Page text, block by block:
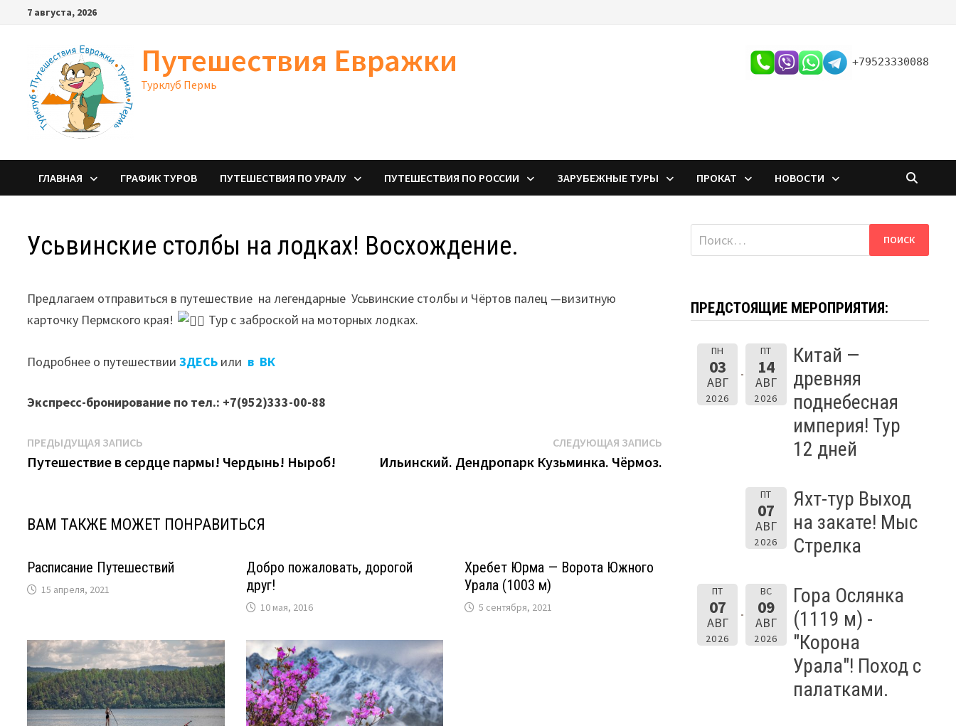
Перейти
содержимому
7 августа, 2026
Путешествия Евражки
Турклуб Пермь
+79523330088
ГЛАВНАЯ ГРАФИК ТУРОВ ПУТЕШЕСТВИЯ ПО УРАЛУ ПУТЕШЕСТВИЯ ПО РОССИИ ЗАРУБЕЖНЫЕ ТУРЫ ПРОКАТ НОВОСТИ
Усьвинские столбы на лодках! Восхождение.
Предлагаем отправиться в путешествие на легендарные Усьвинские столбы и Чёртов палец —визитную
карточку Пермского края!
Тур с заброской на моторных лодках.
Подробнее о путешествииЗДЕСЬ или в ВК
Экспресс-бронирование по тел.: +7(952)333-00-88
Навигация
по
ПРЕДЫДУЩАЯ ЗАПИСЬ
запись:
Путешествие в сердце пармы! Чердынь! Ныроб!
СЛЕДУЮЩАЯ ЗАПИСЬСледующая
Ильинский. Дендропарк Кузьминка. Чёрмоз.
ВАМ ТАКЖЕ МОЖЕТ ПОНРАВИТЬСЯ
Расписание Путешествий
15 апреля, 2021
Добро пожаловать, дорогой
друг!
10 мая, 2016
Хребет Юрма — Ворота Южного
Урала (1003 м)
5 сентября, 2021
Найти:
ПРЕДСТОЯЩИЕ МЕРОПРИЯТИЯ:
ПН
03
АВГ
2026
ПТ
14
АВГ
2026
Китай —
древняя
поднебесная
империя! Тур
12 дней
ПТ
07
АВГ
2026
Яхт-тур Выход
на закате! Мыс
Стрелка
ПТ
07
АВГ
2026
ВС
09
АВГ
2026
Гора Ослянка
(1119 м) -
"Корона
Урала"! Поход с
палатками.